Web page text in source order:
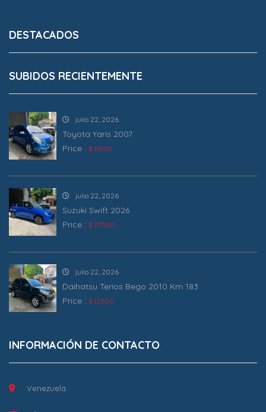
DESTACADOS
SUBIDOS RECIENTEMENTE
julio 22, 2026
Toyota Yaris 2007
Price : $ 11800
julio 22, 2026
Suzuki Swift 2026
Price : $ 27500
julio 22, 2026
Daihatsu Terios Bego 2010 Km 183
Price : $ 12500
INFORMACIÓN DE CONTACTO
Venezuela